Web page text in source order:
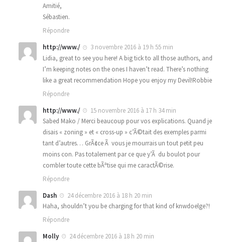
Amitié,
Sébastien.
Répondre
http://www./
3 novembre 2016 à 19 h 55 min
Lidia, great to see you here! A big tick to all those authors, and
I’m keeping notes on the ones I haven’t read. There’s nothing
like a great recommendation Hope you enjoy my Devil!Robbie
Répondre
http://www./
15 novembre 2016 à 17 h 34 min
Sabed Mako / Merci beaucoup pour vos explications. Quand je
disais « zoning » et « cross-up » c’Ã©tait des exemples parmi
tant d’autres… GrÃ¢ce Ã vous je mourrais un tout petit peu
moins con. Pas totalement par ce que y’Ã du boulot pour
combler toute cette bÃªtise qui me caractÃ©rise.
Répondre
Dash
24 décembre 2016 à 18 h 20 min
Haha, shouldn’t you be charging for that kind of knwdoelge?!
Répondre
Molly
24 décembre 2016 à 18 h 20 min